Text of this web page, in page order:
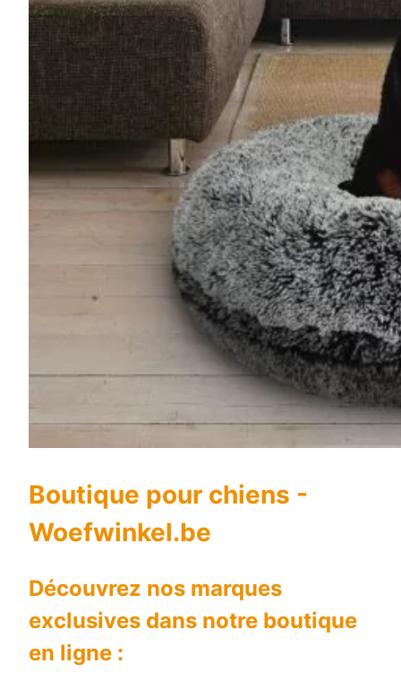
Boutique pour chiens -
Woefwinkel.be
Découvrez nos marques
exclusives dans notre boutique
en ligne :